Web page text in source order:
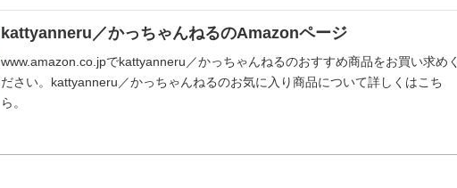
kattyanneru／かっちゃんねるのAmazonページ
www.amazon.co.jpでkattyanneru／かっちゃんねるのおすすめ商品をお買い求めく
ださい。kattyanneru／かっちゃんねるのお気に入り商品について詳しくはこち
ら。